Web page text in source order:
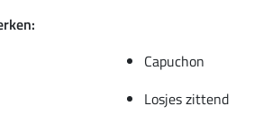
Capuchon
Losjes zittend